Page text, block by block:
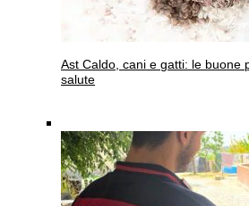
Ast Caldo, cani e gatti: le buone
salute